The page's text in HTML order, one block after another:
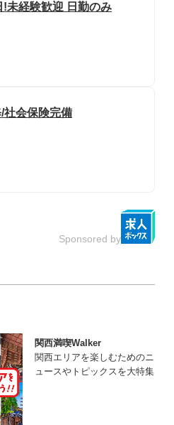
未経験歓迎 日勤のみ
社会保険完備
Sponsored by
関西満喫Walker
関西エリアを楽しむためのニ
ュースやトピックスを大特集